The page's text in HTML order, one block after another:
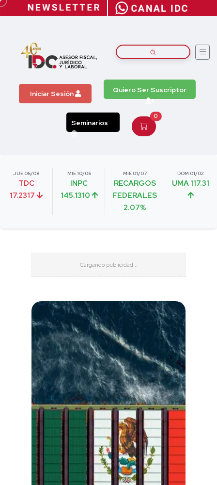
Iniciar Sesión Quiero Ser Suscriptor
Seminarios
0
JUE 06/08
TDC
17.2317
MIE 10/06
INPC
145.1310
MIE 01/07
RECARGOS
FEDERALES
2.07%
DOM 01/02
UMA 117.31